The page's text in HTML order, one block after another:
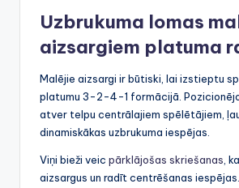
Uzbrukuma lomas
aizsargiem platuma
Malējie aizsargi ir būtiski, lai izstieptu
platumu 3-2-4-1 formācijā.
atver telpu centrālajiem spēlētājiem,
dinamiskākas uzbrukuma iespējas.
Viņi bieži veic pārklājošas skriešanas ,
aizsargus un radīt centrēšanas